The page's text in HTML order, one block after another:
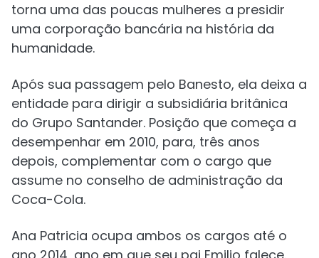
torna uma das poucas mulheres a presidir
uma corporação bancária na história da
humanidade.
Após sua passagem pelo Banesto, ela deixa a
entidade para dirigir a subsidiária britânica
do Grupo Santander. Posição que começa a
desempenhar em 2010, para, três anos
depois, complementar com o cargo que
assume no conselho de administração da
Coca-Cola.
Ana Patricia ocupa ambos os cargos até o